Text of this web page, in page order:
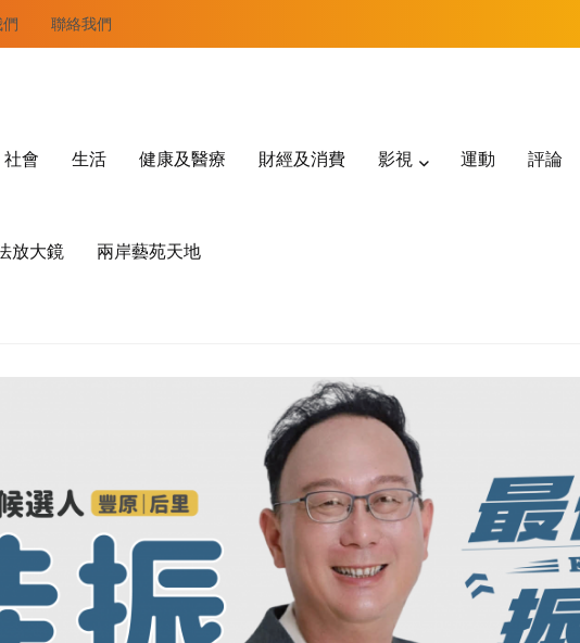
聯絡我們
社會 生活 健康及醫療 財經及消費 影視 運動 評論
放大鏡 兩岸藝苑天地